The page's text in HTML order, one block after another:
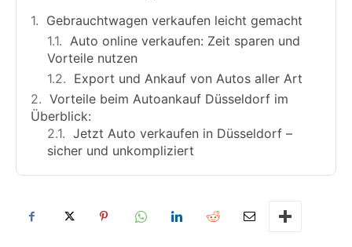
Gebrauchtwagen verkaufen leicht gemacht
Auto online verkaufen: Zeit sparen und
Vorteile nutzen
Export und Ankauf von Autos aller Art
Vorteile beim Autoankauf Düsseldorf im
Überblick:
Jetzt Auto verkaufen in Düsseldorf –
sicher und unkompliziert